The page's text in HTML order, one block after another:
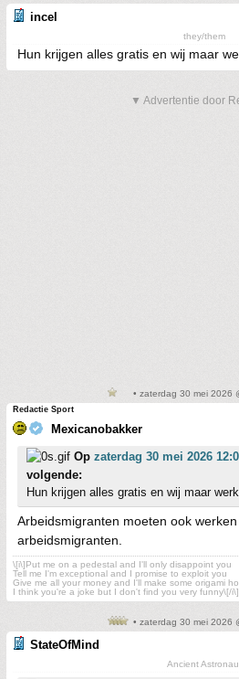
incel
they/them
Hun krijgen alles gratis en wij maar
▼ Advertentie door
• zaterdag 30 mei 2026
Redactie Sport
Mexicanobakker
Op zaterdag 30 mei 2026
volgende:
Hun krijgen alles gratis en wij maar
Arbeidsmigranten moeten ook
arbeidsmigranten.
\[i\]Put me on a pedestal and I'll only disappoint you
Tell me I'm exceptional and I promise to exploit you
Give me all your money and I'll make some origami
I think you're a joke but I don't find you very funny\[/i\]
• zaterdag 30 mei 2026
StateOfMind
Ancient